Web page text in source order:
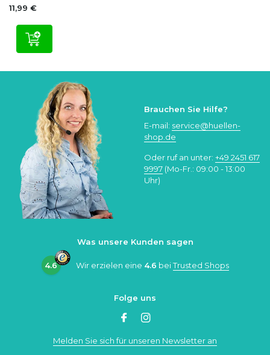
11,99 €
Brauchen Sie Hilfe?
E-mail: service@huellen-
shop.de
Oder ruf an unter: +49 2451 617
9997 (Mo-Fr.: 09:00 - 13:00
Uhr)
Was unsere Kunden sagen
4.6 Wir erzielen eine 4.6 beiTrusted Shops
Folge uns
Melden Sie sich für unseren Newsletter an